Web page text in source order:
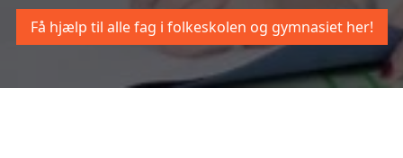
Få hjælp til alle fag i folkeskolen og gymnasiet her!